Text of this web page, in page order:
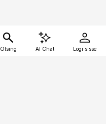
Otsing AI Chat Logi sisse